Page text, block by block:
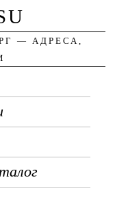
— АДРЕСА,